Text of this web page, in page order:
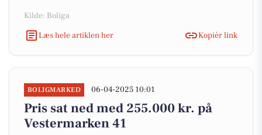
Kilde: Boliga
Læs hele artiklen her
Kopiér link
BOLIGMARKED 06-04-2025 10:01
Pris sat ned med 255.000 kr. på
Vestermarken 41